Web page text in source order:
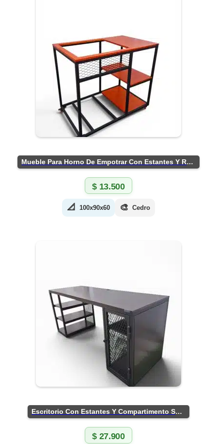
Mueble Para Horno De Empotrar Con Estantes Y Ruedas
$13.500
📐 100x90x60 🎨 Cedro
Escritorio Con Estantes Y Compartimento Seguro
$27.900